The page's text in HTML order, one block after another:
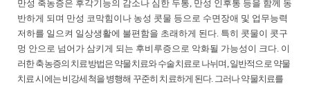
만성 축농증은 후각기능의 감소나 심한 두통, 만성 인후통 등을 함께 동
반하게 되며 만성 코막힘이나 농성 콧물 등으로 수면장애 및 업무능력
저하를 일으켜 일상생활에 불편함을 초래하게 된다. 특히 콧물이 콧구
멍 안으로 넘어가 삼키게 되는 후비루증으로 악화될 가능성이 크다. 이
러한 축농증의 치료방법은 약물치료와 수술치료로 나뉘며, 일반적으로 약물
치료 시에는 비강세척을 병행해 꾸준히 치료하게 된다. 그러나 약물치료를